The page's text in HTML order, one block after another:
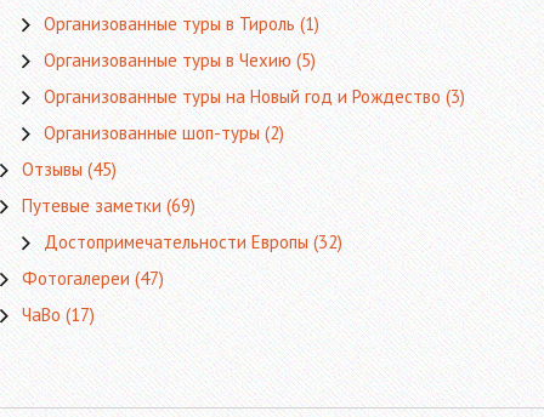
Организованные туры в Тироль(1)
Организованные туры в Чехию(5)
Организованные туры на Новый год и Рождество(3)
Организованные шоп-туры(2)
Отзывы (45)
Путевые заметки(69)
Достопримечательности Европы(32)
Фотогалереи(47)
ЧаВо(17)